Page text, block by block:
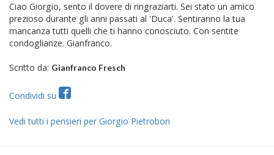
Ciao Giorgio, sento il dovere di ringraziarti. Sei stato un amico
prezioso durante gli anni passati al 'Duca'. Sentiranno la tua
mancanza tutti quelli che ti hanno conosciuto. Con sentite
condoglianze. Gianfranco.
Scritto da: Gianfranco Fresch
Condividi su
Vedi tutti i pensieri per Giorgio Pietrobon